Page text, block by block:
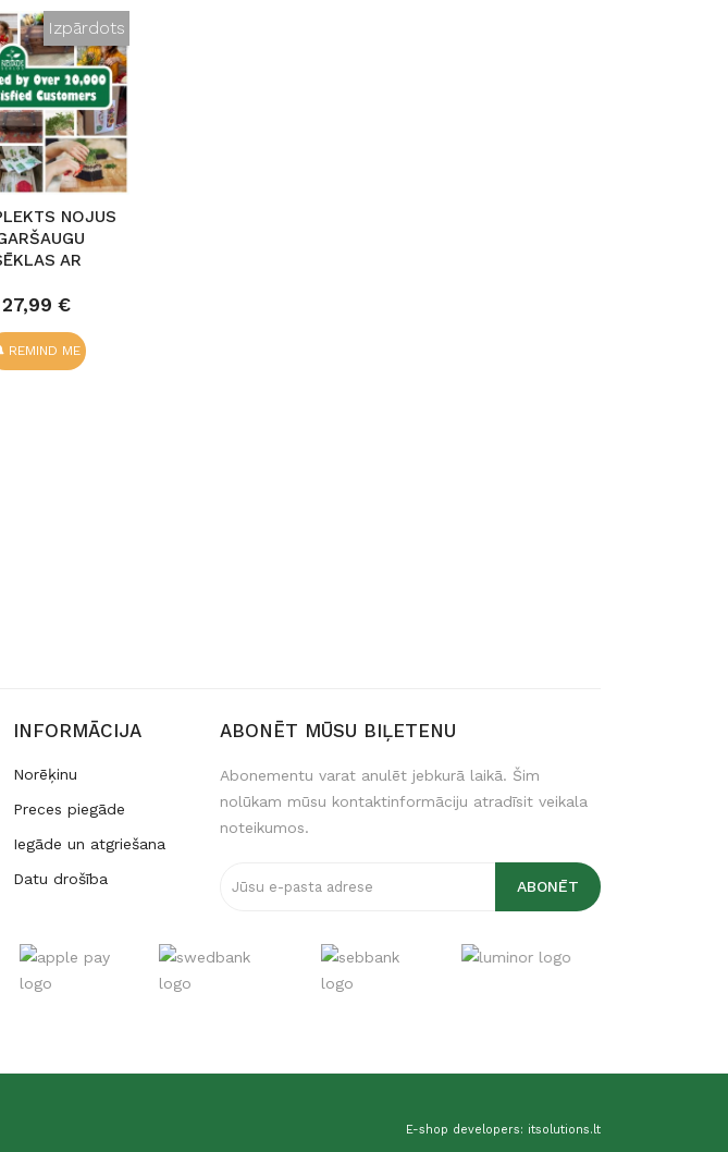
Izpārdots
NOJUS
AR
27,99 €
REMIND ME
INFORMĀCIJA
Norēķinu
Preces piegāde
Iegāde un atgriešana
Datu drošība
ABONĒT MŪSU BIĻETENU
Abonementu varat anulēt jebkurā laikā. Šim
nolūkam mūsu kontaktinformāciju atradīsit veikala
noteikumos.
E-shop developers: itsolutions.lt